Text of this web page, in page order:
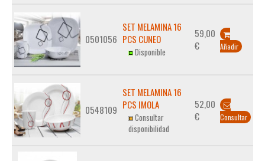
0501056
SET MELAMINA 16
PCS CUNEO
Disponible
59,00
€
Añadir
0548109
SET MELAMINA 16
PCS IMOLA
Consultar
disponibilidad
52,00
€
Consultar